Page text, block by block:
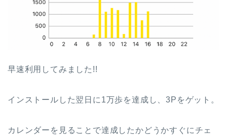
早速利用してみました!!
インストールした翌日に1万歩を達成し、3Pをゲット。
カレンダーを見ることで達成したかどうかすぐにチェ